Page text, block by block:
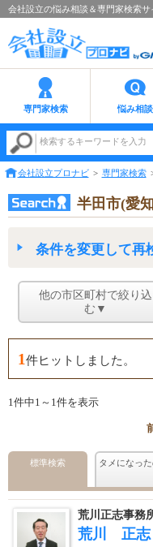
会社設立の悩み相談＆専門家検索サ
専門家検索 悩み相談
検索するキーワードを入力
会社設立プロナビ 専門家検索
半田市(愛
条件を変更して再
他の市区町村で絞り込
む▼
1件ヒットしました。
1件中1～1件を表示
標準検索 タメになっ
荒川正志事務
荒川 正志